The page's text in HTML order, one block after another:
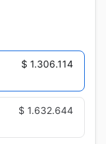
$ 1.306.114
$ 1.632.644